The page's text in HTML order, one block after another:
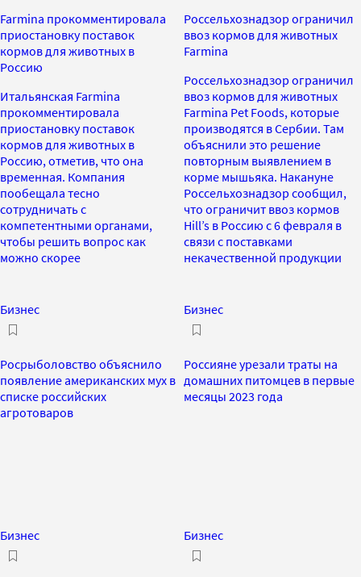
Farmina прокомментировала
приостановку поставок
кормов для животных в
Россию
Итальянская Farmina
прокомментировала
приостановку поставок
кормов для животных в
Россию, отметив, что она
временная. Компания
пообещала тесно
сотрудничать с
компетентными органами,
чтобы решить вопрос как
можно скорее
Россельхознадзор ограничил
ввоз кормов для животных
Farmina
Россельхознадзор ограничил
ввоз кормов для животных
Farmina Pet Foods, которые
производятся в Сербии. Там
объяснили это решение
повторным выявлением в
корме мышьяка. Накануне
Россельхознадзор сообщил,
что ограничит ввоз кормов
Hill’s в Россию с 6 февраля в
связи с поставками
некачественной продукции
Бизнес
Росрыболовство объяснило
появление американских мух в
списке российских
агротоваров
Бизнес
Россияне урезали траты на
домашних питомцев в первые
месяцы 2023 года
Бизнес Бизнес